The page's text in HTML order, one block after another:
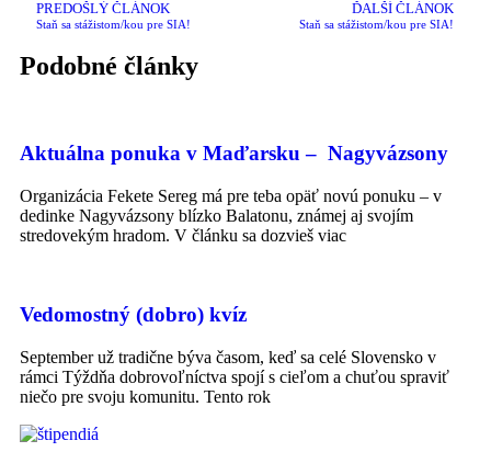
PREDOŠLÝ ČLÁNOK
Staň sa stážistom/kou pre SIA!
ĎALŠÍ ČLÁNOK
Staň sa stážistom/kou pre SIA!
Podobné články
Aktuálna ponuka v Maďarsku – Nagyvázsony
Organizácia Fekete Sereg má pre teba opäť novú ponuku – v
dedinke Nagyvázsony blízko Balatonu, známej aj svojím
stredovekým hradom. V článku sa dozvieš viac
Vedomostný (dobro) kvíz
September už tradične býva časom, keď sa celé Slovensko v
rámci Týždňa dobrovoľníctva spojí s cieľom a chuťou spraviť
niečo pre svoju komunitu. Tento rok